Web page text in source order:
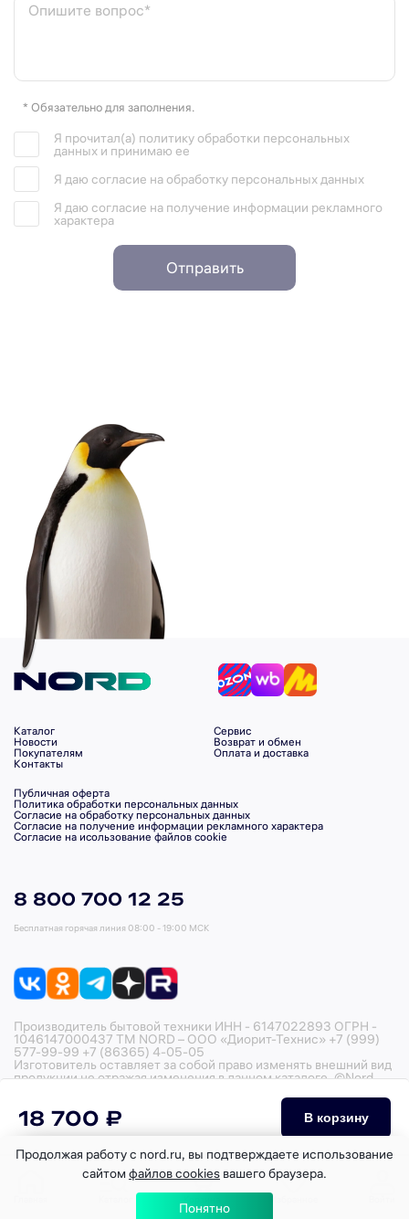
Опишите вопрос*
* Обязательно для заполнения.
Я прочитал(а) политику обработки персональных
данных и принимаю ее
Я даю согласие на обработку персональных данных
Я даю согласие на получение информации рекламного
характера
Отправить
Каталог
Новости
Покупателям
Контакты
Сервис
Возврат и обмен
Оплата и доставка
Публичная оферта
Политика обработки персональных данных
Согласие на обработку персональных данных
Согласие на получение информации рекламного характера
Согласие на исользование файлов cookie
8 800 700 12 25
Бесплатная горячая линия 08:00 - 19:00 МСК
Производитель бытовой техники ИНН - 6147022893 ОГРН -
1046147000437 ТМ NORD – ООО «Диорит-Технис» +7 (999)
577-99-99 +7 (86365) 4-05-05
Изготовитель оставляет за собой право изменять внешний вид
продукции не отражая изменения в данном каталоге. ©Nord,
Избранное
Продолжая работу с nord.ru, вы подтверждаете использование
сайтом файлов cookies вашего браузера.
Понятно
18 700 ₽ В корзину